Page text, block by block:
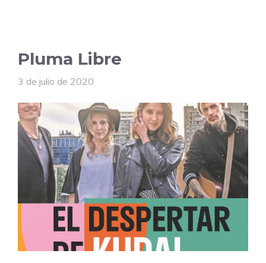
Pluma Libre
3 de julio de 2020